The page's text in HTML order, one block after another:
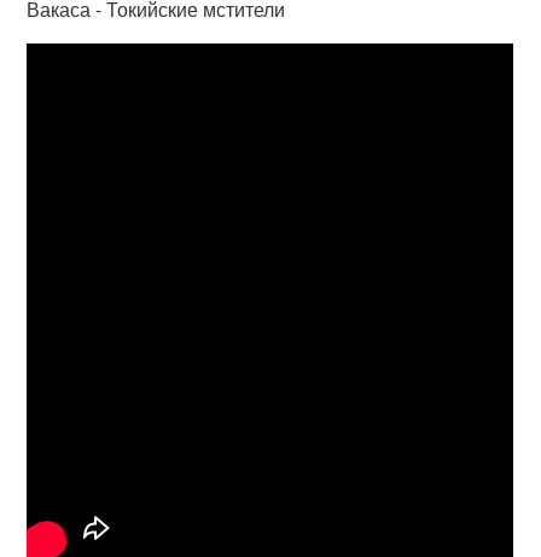
Вакаса - Токийские мстители